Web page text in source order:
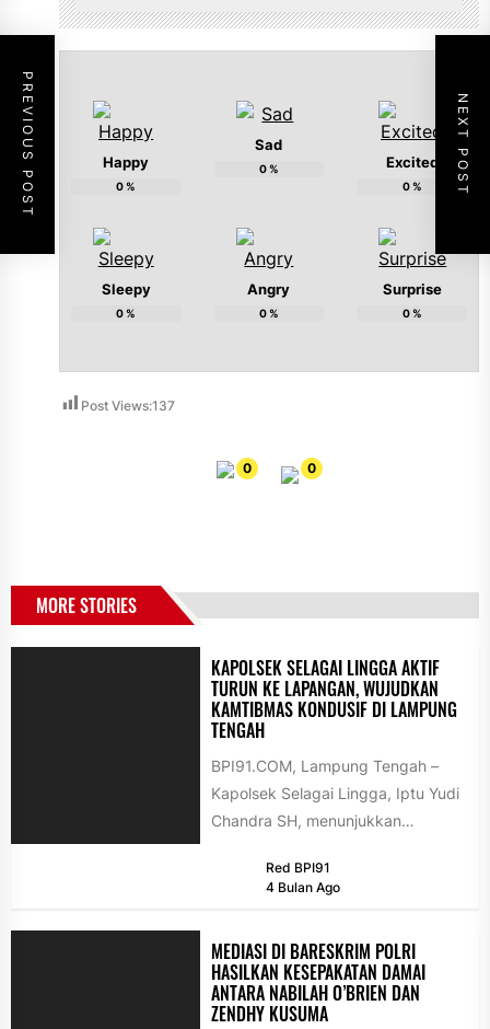
Happy
0%
Sad
0% Excited
0%
Sleepy
0%
Angry
0%
Surprise
0%
Post Views:137
0 0
PREVIOUS POST NEXT POST
MORE STORIES
KAPOLSEK SELAGAI LINGGA AKTIF
TURUN KE LAPANGAN, WUJUDKAN
KAMTIBMAS KONDUSIF DI LAMPUNG
TENGAH
BPI91.COM, Lampung Tengah –
Kapolsek Selagai Lingga, Iptu Yudi
Chandra SH, menunjukkan
keamanan dan ketertiban
Red BPI91
4 Bulan Ago
MEDIASI DI BARESKRIM POLRI
HASILKAN KESEPAKATAN DAMAI
ANTARA NABILAH O’BRIEN DAN
ZENDHY KUSUMA